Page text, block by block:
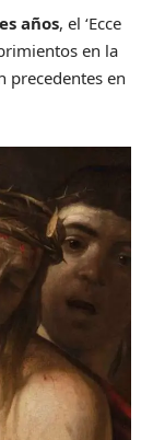
años, el ‘Ecce
en la
precedentes en